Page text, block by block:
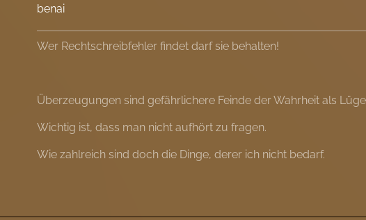
benai
Wer Rechtschreibfehler findet darf sie behalten!
Überzeugungen sind gefährlichere Feinde der Wahrheit als
Wichtig ist, dass man nicht aufhört zu fragen.
Wie zahlreich sind doch die Dinge, derer ich nicht bedarf.